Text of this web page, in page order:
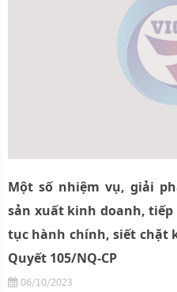
Một số nhiệm vụ, giải
sản xuất kinh doanh,
tục hành chính, siết chặt
Quyết 105/NQ-CP
06/10/2023